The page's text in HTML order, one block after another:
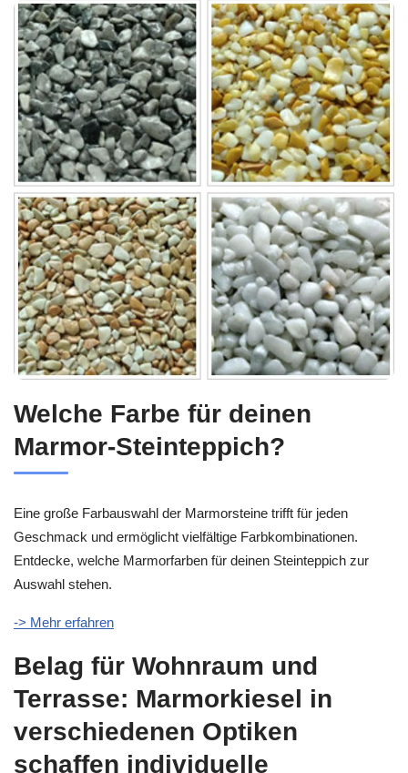
Welche Farbe für deinen
Marmor-Steinteppich?
Eine große Farbauswahl der Marmorsteine trifft für jeden
Geschmack und ermöglicht vielfältige Farbkombinationen.
Entdecke, welche Marmorfarben für deinen Steinteppich zur
Auswahl stehen.
-> Mehr erfahren
Belag für Wohnraum und
Terrasse: Marmorkiesel in
verschiedenen Optiken
schaffen individuelle